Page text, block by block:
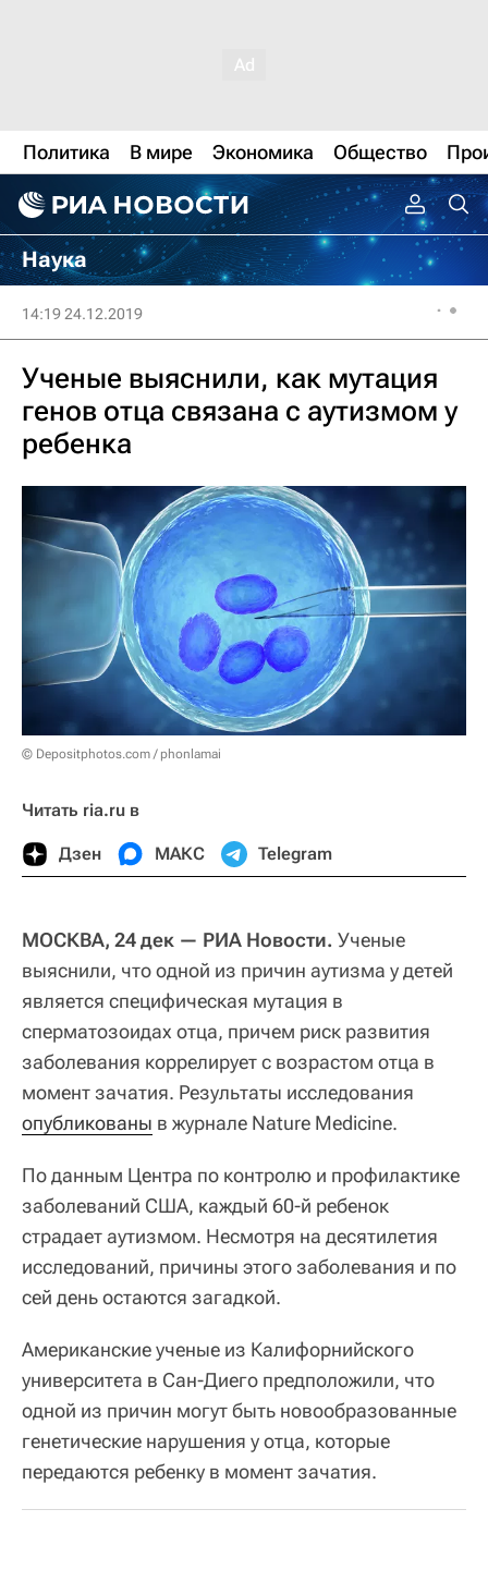
Политика В мире Экономика Общество
Наука
14:19 24.12.2019
Ученые выяснили, как мутация
генов отца связана с аутизмом у
ребенка
© Depositphotos.com / phonlamai
Читать ria.ru в
Дзен МАКС Telegram
МОСКВА, 24 дек — РИА Новости. Ученые
выяснили, что одной из причин аутизма у детей
является специфическая мутация в
сперматозоидах отца, причем риск развития
заболевания коррелирует с возрастом отца в
момент зачатия. Результаты исследования
опубликованы в журнале Nature Medicine.
По данным Центра по контролю и профилактике
заболеваний США, каждый 60-й ребенок
страдает аутизмом. Несмотря на десятилетия
исследований, причины этого заболевания и по
сей день остаются загадкой.
Американские ученые из Калифорнийского
университета в Сан-Диего предположили, что
одной из причин могут быть новообразованные
генетические нарушения у отца, которые
передаются ребенку в момент зачатия.